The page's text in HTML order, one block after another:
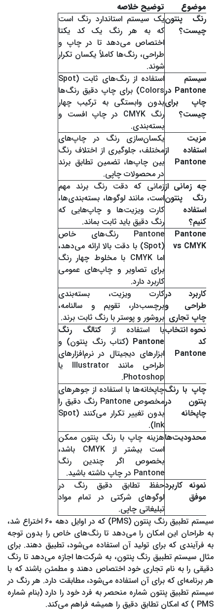
موضوع
توضیح خلاصه
رنگ پنتون
چیست؟
یک سیستم استاندارد رنگ است
که به هر رنگ یک کد یکتا
اختصاص می‌دهد تا در چاپ و
طراحی، رنگ‌ها کاملاً یکسان تکرار
شوند.
سیستم
Pantone در
چاپ برای
چیست؟
استفاده از رنگ‌های ثابت (Spot
Colors) برای چاپ دقیق رنگ‌ها
بدون وابستگی به ترکیب چهار
رنگ CMYK در چاپ افست و
بسته‌بندی.
مزیت
استفاده از
Pantone
یکسان‌سازی رنگ در چاپ‌های
مختلف، جلوگیری از اختلاف رنگ
بین چاپ‌ها، تضمین تطابق برند
در محصولات چاپی.
چه زمانی از
رنگ پنتون
استفاده
کنیم؟
زمانی که دقت رنگ برند مهم
است، مانند لوگوها، بسته‌بندی‌ها،
کارت ویزیت‌ها و چاپ‌هایی که
رنگ دقیق باید ثابت بماند.
Pantone
vs CMYK
Pantone رنگ‌های خاص
(Spot) با دقت بالا ارائه می‌دهد،
اما CMYK با مخلوط چهار رنگ
برای تصاویر و چاپ‌های عمومی
کاربرد دارد.
کاربرد در
طراحی و
چاپ تجاری
کارت ویزیت، بسته‌بندی
برچسب‌دار، تقویم و سالنامه،
بروشور و پوستر با رنگ ثابت برند.
نحوه انتخاب
کد
Pantone
با استفاده ازکتالگ رنگ
Pantone (کتاب رنگ پنتون) و
ابزارهای دیجیتال در نرم‌افزارهای
طراحی مانند Illustrator یا
Photoshop.
چاپ با رنگ
پنتون در
چاپخانه
چاپخانه‌ها با استفاده از جوهرهای
مخصوص Pantone رنگ دقیق را
بدون تغییر تکرار می‌کنند (Spot
Ink).
محدودیت‌هاهزینه چاپ با رنگ پنتون ممکن
است بیشتر از CMYK باشد،
بخصوص اگر چندین رنگ
Pantone در چاپ داشته باشید.
نمونه کاربرد
موفق
حفظ تطابق دقیق رنگ در
لوگوهای شرکتی در تمام مواد
تبلیغاتی چاپی.
سیستم تطبیق رنگ پنتون (PMS) که در اوایل دهه ۶۰ اختراع شد،
به طراحان این امکان را می‌دهد تا رنگ‌های خاص را بدون توجه
به فرآیندی که برای تولید آن استفاده می‌شود، تطبیق دهند. برای
مثال سیستم تطبیق رنگ پنتون، به شرکت‌ها اجازه می‌دهد تا رنگ
دقیقی را به نام تجاری خود اختصاص دهند و مطمئن باشند که با
هر برنامه‌ای که برای آن استفاده می‌شود، مطابقت دارد. هر رنگ در
سیستم تطبیق پنتون شماره منحصر به فرد خود را دارد (بنام شماره
PMS ) که امکان تطابق دقیق را همیشه فراهم می‌کند.